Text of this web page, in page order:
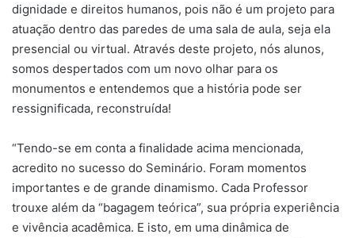
dignidade e direitos humanos, pois não é um projeto para
atuação dentro das paredes de uma sala de aula, seja ela
presencial ou virtual. Através deste projeto, nós alunos,
somos despertados com um novo olhar para os
monumentos e entendemos que a história pode ser
ressignificada, reconstruída!
“Tendo-se em conta a finalidade acima mencionada,
acredito no sucesso do Seminário. Foram momentos
importantes e de grande dinamismo. Cada Professor
trouxe além da “bagagem teórica”, sua própria experiência
e vivência acadêmica. E isto, em uma dinâmica de